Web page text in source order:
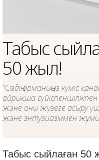
Табыс
50 жыл!
"Сіздің арманыңыз күміс
айрықша
және оны жүзеге асыру
және энтузиазммен жұмыс
Табыс сыйлаған 50